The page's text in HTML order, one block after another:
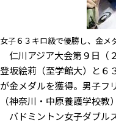
女子６３キロ級で優勝し、金メ
仁川アジア大会第９日（
登坂絵莉（至学館大）と６
が金メダルを獲得。男子フ
（神奈川・中原養護学校教
バドミントン女子ダブル